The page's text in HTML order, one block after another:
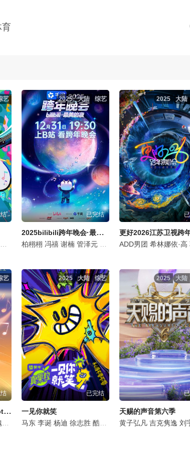
育
阳娜娜 孙楠 王铮亮 杨丞琳 周笔畅 郁可唯 姚晓棠 岳云鹏
艺
黄子弘凡 魏翔 欧阳娜娜 郁可唯 喻言 张峻豪
综艺
大陆
2025
已完结
2025bilibili跨年晚会·最美的夜
柏栩栩 冯禧 谢楠 管泽元 余霜 YOYO 徐颢鑫 石
大陆
2025
ADD男团 希林娜依·高
艺
&quot;湾区升明月&quot;2025大湾区电影音乐晚会
刘宇宁 任嘉伦 于适 王源 刘雨昕 陈丽君 黄子弘凡 刘宇
综艺
大陆
2025
已完结
一见你就笑
马东 李诞 杨迪 徐志胜 酷藤 石凯 杨超越 王玉雯 祝绪
大陆
2025
天赐的声音第六季
黄子弘凡 吉克隽逸 刘